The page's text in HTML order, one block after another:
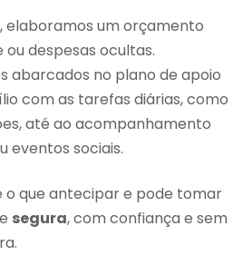
elaboramos um orçamento
despesas ocultas.
abarcados no plano de apoio
com as tarefas diárias, como
até ao acompanhamento
eventos sociais.
o que antecipar e pode tomar
segura, com confiança e sem